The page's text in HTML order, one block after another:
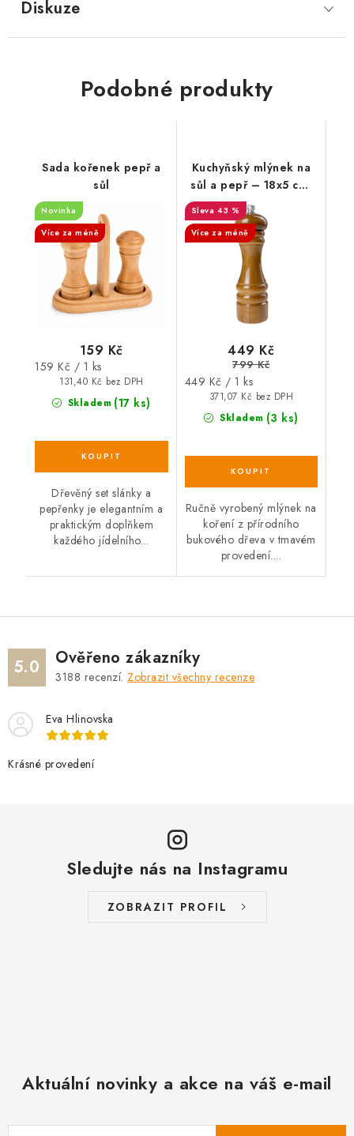
Diskuze
Podobné produkty
Sada kořenek pepř a
sůl
Novinka
Více za méně
Skladem (17 ks)
131,40 Kč bez DPH
159 Kč
Měrná
cena:
159 Kč / 1 ks
Dřevěný set slánky a
pepřenky je elegantním a
praktickým doplňkem
každého jídelního...
Kuchyňský mlýnek na
sůl a pepř – 18x5 cm,
Tmavý
43 %
Více za méně
Skladem (3 ks)
371,07 Kč bez DPH
449 Kč
799 Kč
Měrná
449 Kč / 1 ks
Ručně vyrobený mlýnek na
koření z přírodního
bukového dřeva v tmavém
provedení....
5.0 Ověřeno zákazníky
3188 recenzí. Zobrazit všechny recenze
Eva Hlinovska
Krásné provedení
Sledujte nás na Instagramu
ZOBRAZIT PROFIL
Aktuální novinky a akce na váš e-mail